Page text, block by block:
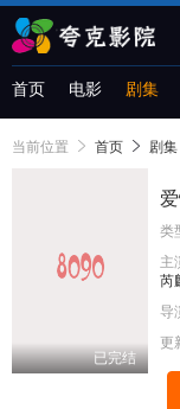
首页 电影 剧集
当前位置 首页 剧集
已完结
类
主
芮
导
更